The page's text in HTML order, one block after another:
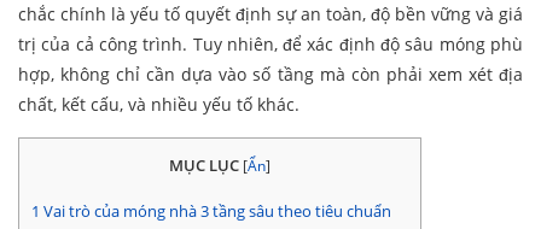
chắc chính là yếu tố quyết định sự an toàn, độ bền vững và giá
trị của cả công trình. Tuy nhiên, để xác định độ sâu móng phù
hợp, không chỉ cần dựa vào số tầng mà còn phải xem xét địa
chất, kết cấu, và nhiều yếu tố khác.
MỤC LỤC [Ẩn]
1 Vai trò của móng nhà 3 tầng sâu theo tiêu chuẩn